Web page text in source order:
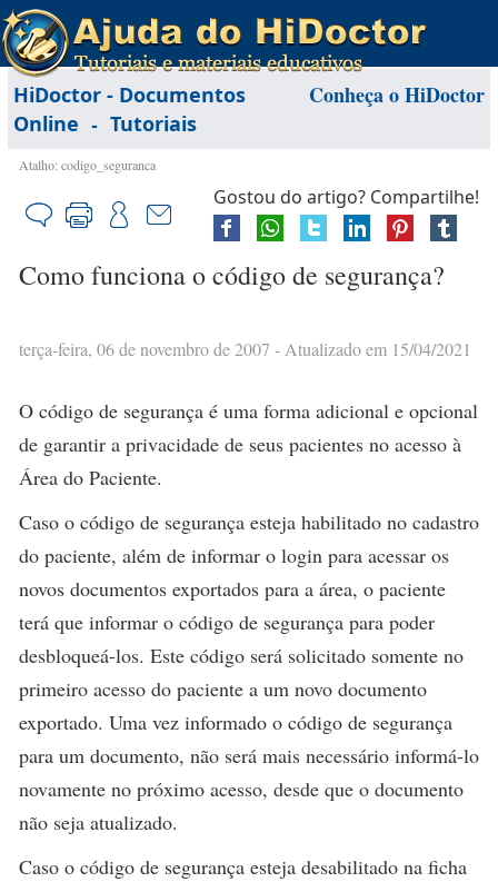
Conheça o HiDoctor
HiDoctor - Documentos
Online - Tutoriais
Atalho: codigo_seguranca
Gostou do artigo? Compartilhe!
Como funciona o código de segurança?
terça-feira, 06 de novembro de 2007 - Atualizado em 15/04/2021
O código de segurança é uma forma adicional e opcional
de garantir a privacidade de seus pacientes no acesso à
Área do Paciente.
Caso o código de segurança esteja habilitado no cadastro
do paciente, além de informar o login para acessar os
novos documentos exportados para a área, o paciente
terá que informar o código de segurança para poder
desbloqueá-los. Este código será solicitado somente no
primeiro acesso do paciente a um novo documento
exportado. Uma vez informado o código de segurança
para um documento, não será mais necessário informá-lo
novamente no próximo acesso, desde que o documento
não seja atualizado.
Caso o código de segurança esteja desabilitado na ficha